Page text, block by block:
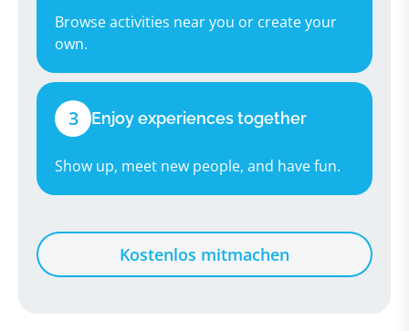
Browse activities near you or create your
own.
3 Enjoy experiences together
Show up, meet new people, and have fun.
Kostenlos mitmachen